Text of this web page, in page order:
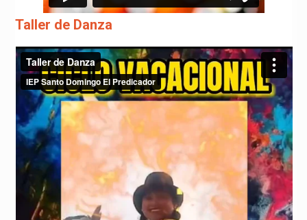
Taller de Danza